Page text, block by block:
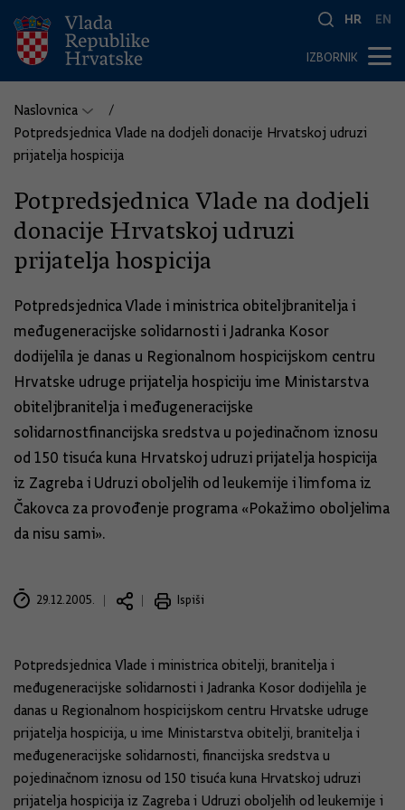
HR EN
IZBORNIK
Naslovnica
Potpredsjednica Vlade na dodjeli donacije Hrvatskoj udruzi
prijatelja hospicija
Potpredsjednica Vlade na dodjeli
donacije Hrvatskoj udruzi
prijatelja hospicija
Potpredsjednica Vlade i ministrica obiteljbranitelja i
međugeneracijske solidarnosti i Jadranka Kosor
dodijelila je danas u Regionalnom hospicijskom centru
Hrvatske udruge prijatelja hospiciju ime Ministarstva
obiteljbranitelja i međugeneracijske
solidarnostfinancijska sredstva u pojedinačnom iznosu
od 150 tisuća kuna Hrvatskoj udruzi prijatelja hospicija
iz Zagreba i Udruzi oboljelih od leukemije i limfoma iz
Čakovca za provođenje programa «Pokažimo oboljelima
da nisu sami».
29.12.2005. Ispiši
Potpredsjednica Vlade i ministrica obitelji, branitelja i
međugeneracijske solidarnosti i Jadranka Kosor dodijelila je
danas u Regionalnom hospicijskom centru Hrvatske udruge
prijatelja hospicija, u ime Ministarstva obitelji, branitelja i
međugeneracijske solidarnosti, financijska sredstva u
pojedinačnom iznosu od 150 tisuća kuna Hrvatskoj udruzi
prijatelja hospicija iz Zagreba i Udruzi oboljelih od leukemije i